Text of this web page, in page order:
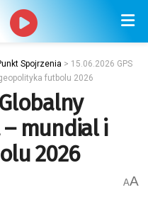
Spojrzenia > 15.06.2026 GPS
futbolu 2026
mundial i
2026
AA